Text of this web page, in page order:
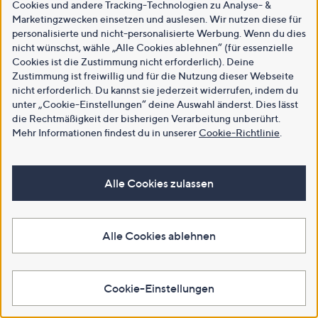
Cookies und andere Tracking-Technologien zu Analyse- &
Marketingzwecken einsetzen und auslesen. Wir nutzen diese für
personalisierte und nicht-personalisierte Werbung. Wenn du dies
nicht wünschst, wähle „Alle Cookies ablehnen“ (für essenzielle
Cookies ist die Zustimmung nicht erforderlich). Deine
Zustimmung ist freiwillig und für die Nutzung dieser Webseite
nicht erforderlich. Du kannst sie jederzeit widerrufen, indem du
unter „Cookie-Einstellungen“ deine Auswahl änderst. Dies lässt
die Rechtmäßigkeit der bisherigen Verarbeitung unberührt.
Mehr Informationen findest du in unsererCookie-Richtlinie
Alle Cookies zulassen
Alle Cookies ablehnen
Cookie-Einstellungen